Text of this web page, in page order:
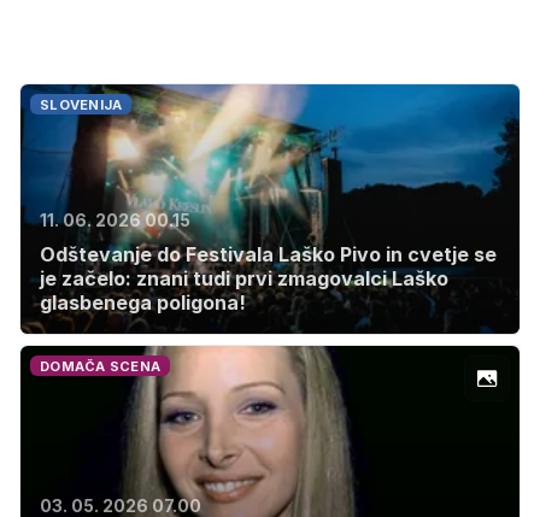
SLOVENIJA
11. 06. 2026 00.15
Odštevanje do Festivala Laško Pivo in cvetje se
je začelo: znani tudi prvi zmagovalci Laško
glasbenega poligona!
DOMAČA SCENA
03. 05. 2026 07.00